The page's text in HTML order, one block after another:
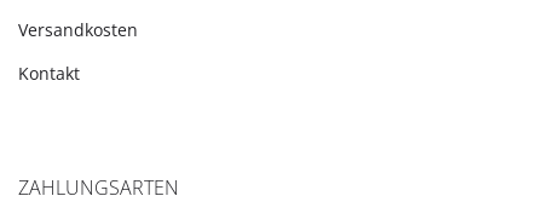
Versandkosten
Kontakt
ZAHLUNGSARTEN